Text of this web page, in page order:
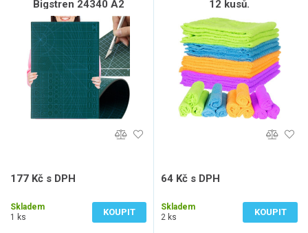
Bigstren 24340 A2
177 Kč s DPH
Skladem
1 ks
KOUPIT
12 kusů.
64 Kč s DPH
Skladem
2 ks
KOUPIT